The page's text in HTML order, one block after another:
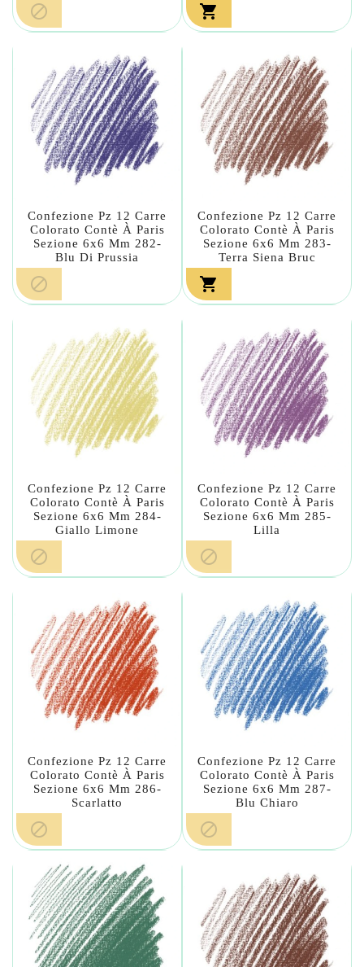
 
Confezione Pz 12 Carre
Colorato Contè À Paris
Sezione 6x6 Mm 282-
Blu Di Prussia

Confezione Pz 12 Carre
Colorato Contè À Paris
Sezione 6x6 Mm 283-
Terra Siena Bruc

Confezione Pz 12 Carre
Colorato Contè À Paris
Sezione 6x6 Mm 284-
Giallo Limone

Confezione Pz 12 Carre
Colorato Contè À Paris
Sezione 6x6 Mm 285-
Lilla

Confezione Pz 12 Carre
Colorato Contè À Paris
Sezione 6x6 Mm 286-
Scarlatto

Confezione Pz 12 Carre
Colorato Contè À Paris
Sezione 6x6 Mm 287-
Blu Chiaro
